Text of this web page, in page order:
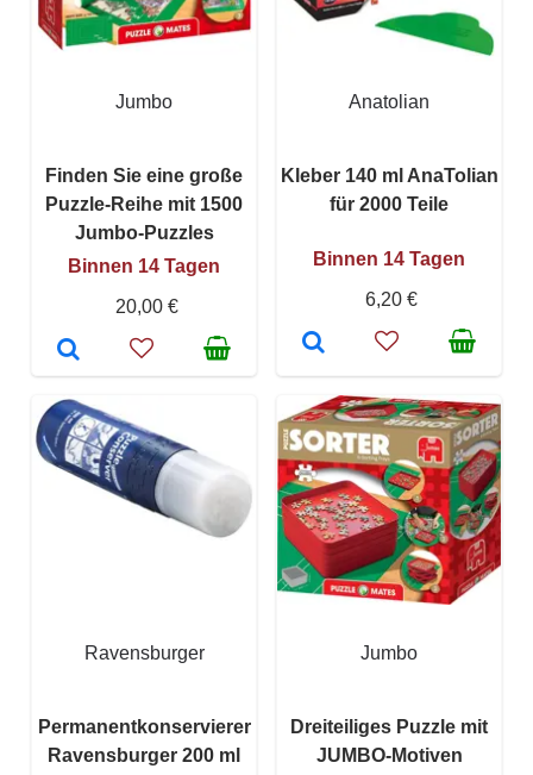
Jumbo
Finden Sie eine große
Puzzle-Reihe mit 1500
Jumbo-Puzzles
Binnen 14 Tagen
20,00 €
Anatolian
Kleber 140 ml AnaTolian
für 2000 Teile
Binnen 14 Tagen
6,20 €
Ravensburger
Permanentkonservierer
Ravensburger 200 ml
Jumbo
Dreiteiliges Puzzle mit
JUMBO-Motiven